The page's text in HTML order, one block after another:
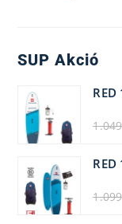
SUP Akció
RED
RED